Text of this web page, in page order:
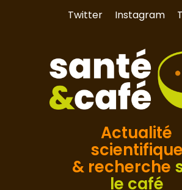
Twitter Instagram
Actualité
scientifique
& recherche
le café